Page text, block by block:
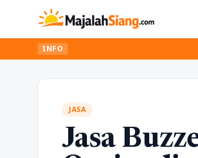
INFO
JASA
Jasa